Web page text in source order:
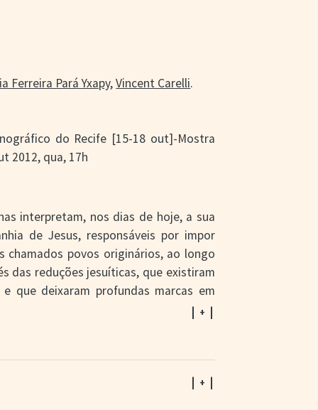
Ferreira Pará Yxapy,Vincent Carelli.
do Recife [15-18 out]-Mostra
2012, qua, 17h
interpretam, nos dias de hoje, a sua
de Jesus, responsáveis por impor
povos originários, ao longo
das reduções jesuíticas, que existiram
que deixaram profundas marcas em
marginalizada poder contar a
Ferreira Pará Yxapy são os
ong Vídeo nas Aldeias em parceria
do Instituto do Patrimônio Histórico e
| + |
| + |